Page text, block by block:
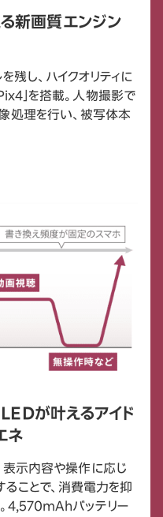
る新画質エンジン
残し、ハイクオリティに
」を搭載。人物撮影で
処理を行い、被写体本
が叶えるアイド
ネ
表示内容や操作に応じ
ことで、消費電力を抑
。4,570mAhバッテリー